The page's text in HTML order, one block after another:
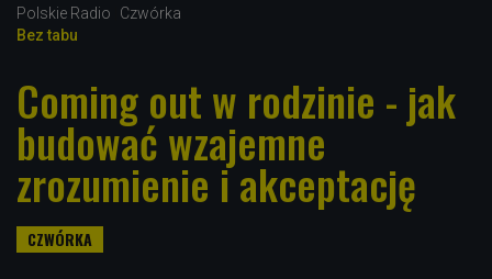
Polskie Radio
Czwórka
Bez tabu
Coming out w rodzinie - jak
budować wzajemne
zrozumienie i akceptację